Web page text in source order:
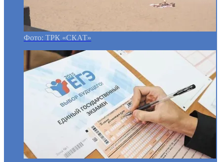
Фото: ТРК «СКАТ»